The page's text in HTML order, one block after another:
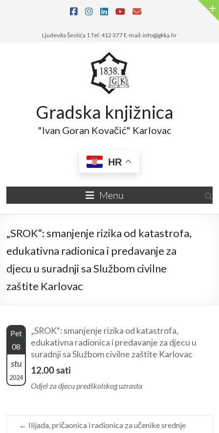
Ljudevita Šestića 1 Tel: 412 377 E-mail: info@gkka.hr
Gradska knjižnica
"Ivan Goran Kovačić" Karlovac
HR
Menu
„SROK“: smanjenje rizika od katastrofa,
edukativna radionica i predavanje za
djecu u suradnji sa Službom civilne
zaštite Karlovac
Pet
08
stu
2024
„SROK“: smanjenje rizika od katastrofa,
edukativna radionica i predavanje za djecu u
suradnji sa Službom civilne zaštite Karlovac
12.00 sati
Odjel za djecu predškolskog uzrasta
← Ilijada, pričaonica i radionica za učenike srednje